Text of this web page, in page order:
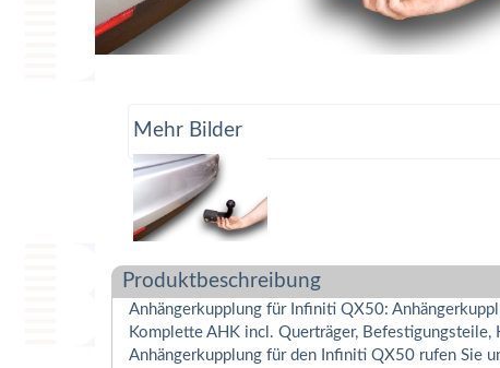
Mehr Bilder
Produktbeschreibung
Anhängerkupplung für Infiniti QX50:
Komplette AHK incl. Querträger, Befestigungsteile,
Anhängerkupplung für den Infiniti QX50 rufen Sie